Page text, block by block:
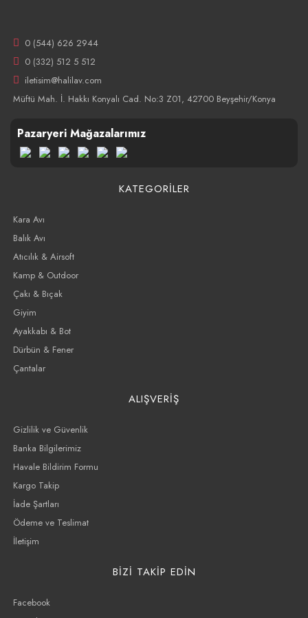
0 (544) 626 2944
0 (332) 512 5 512
iletisim@halilav.com
Müftü Mah. İ. Hakkı Konyalı Cad. No:3 Z01, 42700 Beyşehir/Konya
Pazaryeri Mağazalarımız
KATEGORİLER
Kara Avı
Balık Avı
Atıcılık & Airsoft
Kamp & Outdoor
Çakı & Bıçak
Giyim
Ayakkabı & Bot
Dürbün & Fener
Çantalar
ALIŞVERİŞ
Gizlilik ve Güvenlik
Banka Bilgilerimiz
Havale Bildirim Formu
Kargo Takip
İade Şartları
Ödeme ve Teslimat
İletişim
BİZİ TAKİP EDİN
Facebook